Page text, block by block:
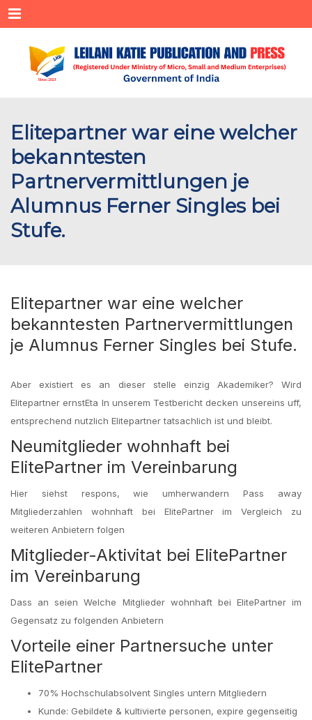
Menu
Elitepartner war eine welcher
bekanntesten
Partnervermittlungen je
Alumnus Ferner Singles bei
Stufe.
Elitepartner war eine welcher
bekanntesten Partnervermittlungen
je Alumnus Ferner Singles bei Stufe.
Aber existiert es an dieser stelle einzig Akademiker? Wird
Elitepartner ernstEta In unserem Testbericht decken unsereins uff,
entsprechend nutzlich Elitepartner tatsachlich ist und bleibt.
Neumitglieder wohnhaft bei
ElitePartner im Vereinbarung
Hier siehst respons, wie umherwandern Pass away
Mitgliederzahlen wohnhaft bei ElitePartner im Vergleich zu
weiteren Anbietern folgen
Mitglieder-Aktivitat bei ElitePartner
im Vereinbarung
Dass an seien Welche Mitglieder wohnhaft bei ElitePartner im
Gegensatz zu folgenden Anbietern
Vorteile einer Partnersuche unter
ElitePartner
70% Hochschulabsolvent Singles untern Mitgliedern
Kunde: Gebildete & kultivierte personen, expire gegenseitig